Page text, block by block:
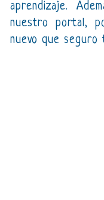
aprendizaje.
nuestro portal,
nuevo que